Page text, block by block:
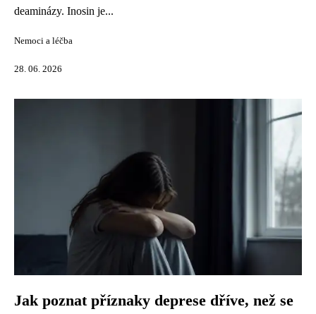
deaminázy. Inosin je...
Nemoci a léčba
28. 06. 2026
Jak poznat příznaky deprese dříve, než se